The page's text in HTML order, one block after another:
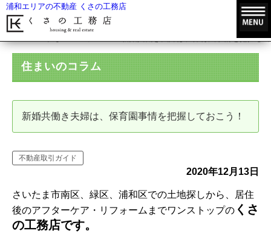
浦和エリアの不動産 くさの工務店
新婚共働き夫婦は、保育園事情を把握し
住まいのコラム
新婚共働き夫婦は、保育園事情を把握しておこう！
不動産取引ガイド
2020年12月13日
さいたま市南区、緑区、浦和区での土地探しから、居住
後のアフターケア・リフォームまでワンストップの くさ
の工務店です。